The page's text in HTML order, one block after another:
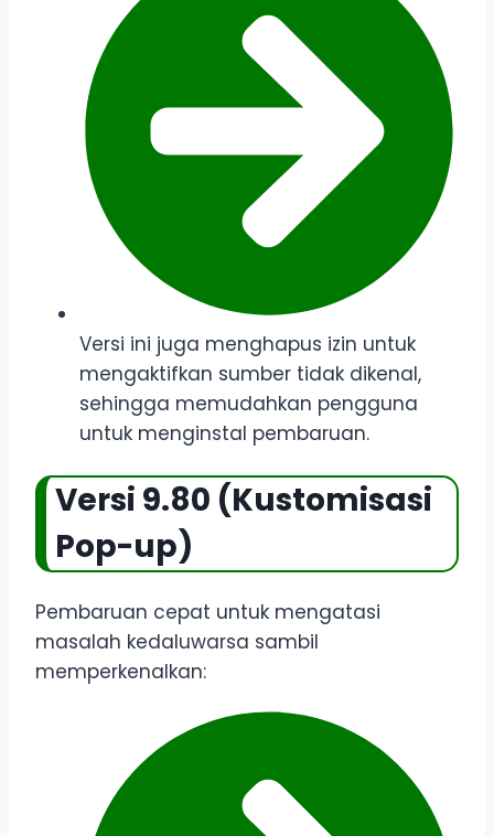
Versi ini juga menghapus izin untuk
mengaktifkan sumber tidak dikenal,
sehingga memudahkan pengguna
untuk menginstal pembaruan.
Versi 9.80 (Kustomisasi
Pop-up)
Pembaruan cepat untuk mengatasi
masalah kedaluwarsa sambil
memperkenalkan: